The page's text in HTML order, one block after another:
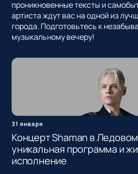
проникновенные тексты и
артиста ждут вас на одной из
города. Подготовьтесь к
музыкальному вечеру!
31 января
Концерт Shaman в
уникальная программа и
исполнение